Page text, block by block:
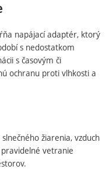
napájací adaptér, ktorý
s nedostatkom
s časovým či
ochranu proti vlhkosti a
žiarenia, vzduch
vetranie